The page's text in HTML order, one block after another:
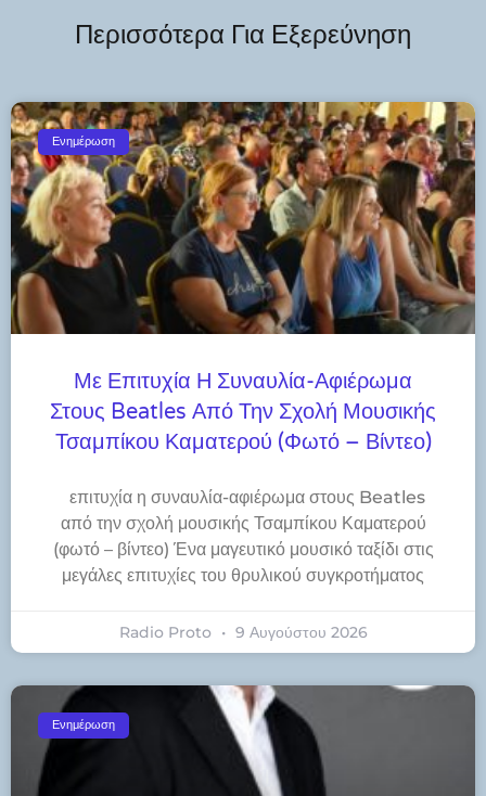
Περισσότερα Για Εξερεύνηση
Ενημέρωση
Με Επιτυχία Η Συναυλία-Αφιέρωμα
Στους Beatles Από Την Σχολή Μουσικής
Τσαμπίκου Καματερού (φωτό – Βίντεο)
​επιτυχία η συναυλία-αφιέρωμα στους Beatles
από την σχολή μουσικής Τσαμπίκου Καματερού
(φωτό – βίντεο) Ένα μαγευτικό μουσικό ταξίδι στις
μεγάλες επιτυχίες του θρυλικού συγκροτήματος
Radio Proto 9 Αυγούστου 2026
Ενημέρωση